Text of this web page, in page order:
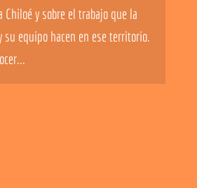
Chiloé y sobre el trabajo que la
su equipo hacen en ese territorio.